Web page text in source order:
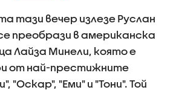
тази вечер излезе Руслан
преобрази в американска
Лайза Минели, която е
от най-престижните
"Оскар", "Еми" и "Тони". Той